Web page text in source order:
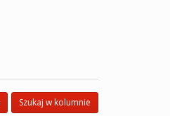
Szukaj w kolumnie